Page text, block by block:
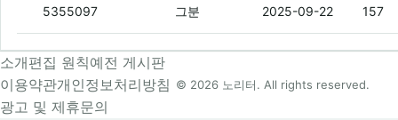
5355097 내가 이걸 왜 리뉴얼을 했냐 하면 (6)
그분 2025-09-22 157
소개편집 원칙예전 게시판
이용약관개인정보처리방침
광고 및 제휴문의
© 2026 노리터. All rights reserved.